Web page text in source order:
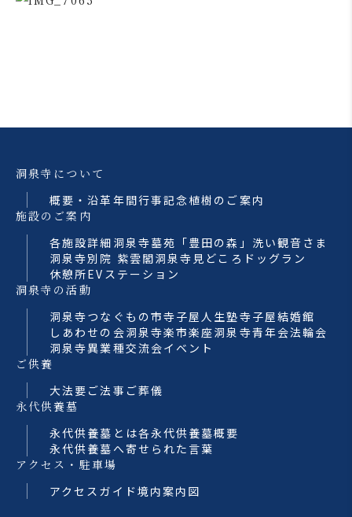
洞泉寺について
概要・沿革 年間行事記念植樹のご案内
施設のご案内
各施設詳細 洞泉寺墓苑「豊田の森」 洗い観音さま
洞泉寺別院 紫雲閣洞泉寺見どころ ドッグラン
休憩所EVステーション
洞泉寺の活動
洞泉寺つなぐもの市寺子屋人生塾寺子屋結婚館
しあわせの会洞泉寺楽市楽座洞泉寺青年会法輪会
洞泉寺異業種交流会イベント
ご供養
大法要 ご法事 ご葬儀
永代供養墓
永代供養墓とは各永代供養墓概要
永代供養墓へ寄せられた言葉
アクセス・駐車場
アクセスガイド境内案内図